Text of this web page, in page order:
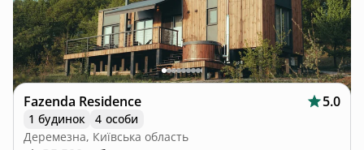
Fazenda Residence 5.0
1 будинок
4 особи
Деремезна, Київська область